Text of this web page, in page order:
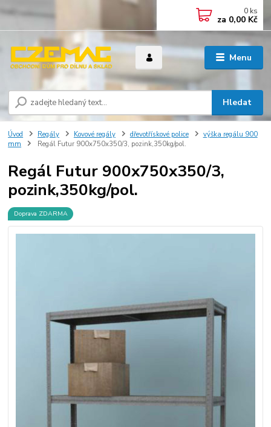
Menu
Hledat
0 ks
za 0,00 Kč
Úvod Regály Kovové regály dřevotřískové police
výška regálu 900
mm
Regál Futur 900x750x350/3, pozink,350kg/pol.
Regál Futur 900x750x350/3,
pozink,350kg/pol.
Doprava ZDARMA